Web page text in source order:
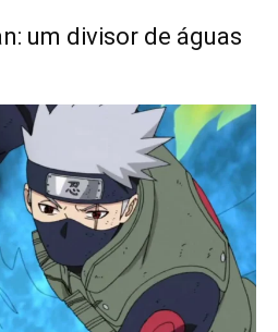
um divisor de águas